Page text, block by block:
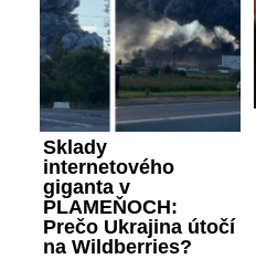
Sklady
internetového
giganta v
PLAMEŇOCH:
Prečo Ukrajina útočí
na Wildberries?